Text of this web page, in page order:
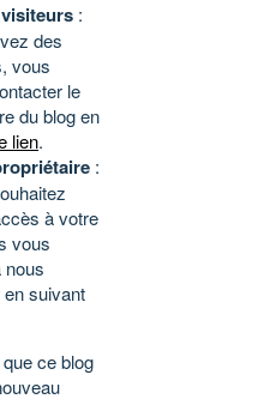
:
des
vous
le
du blog en
lien.
:
à votre
vous
nous
suivant
ce blog